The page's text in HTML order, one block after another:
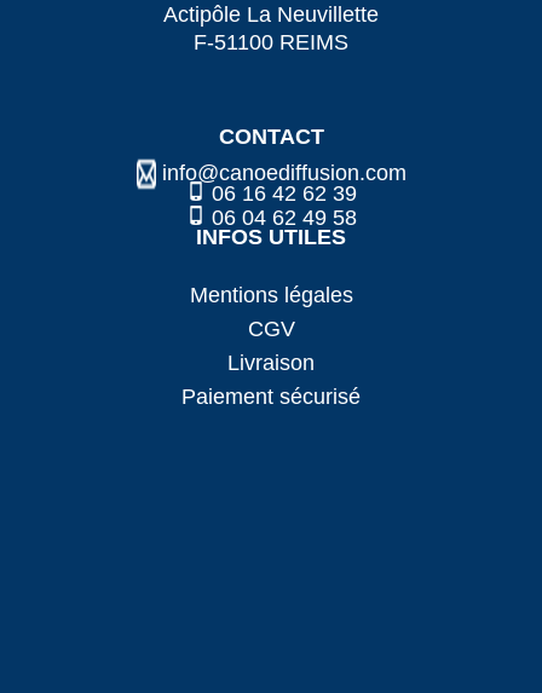
Actipôle La Neuvillette
F-51100 REIMS
CONTACT
06 16 42 62 39
06 04 62 49 58
info@canoediffusion.com
INFOS UTILES
Mentions légales
CGV
Livraison
Paiement sécurisé